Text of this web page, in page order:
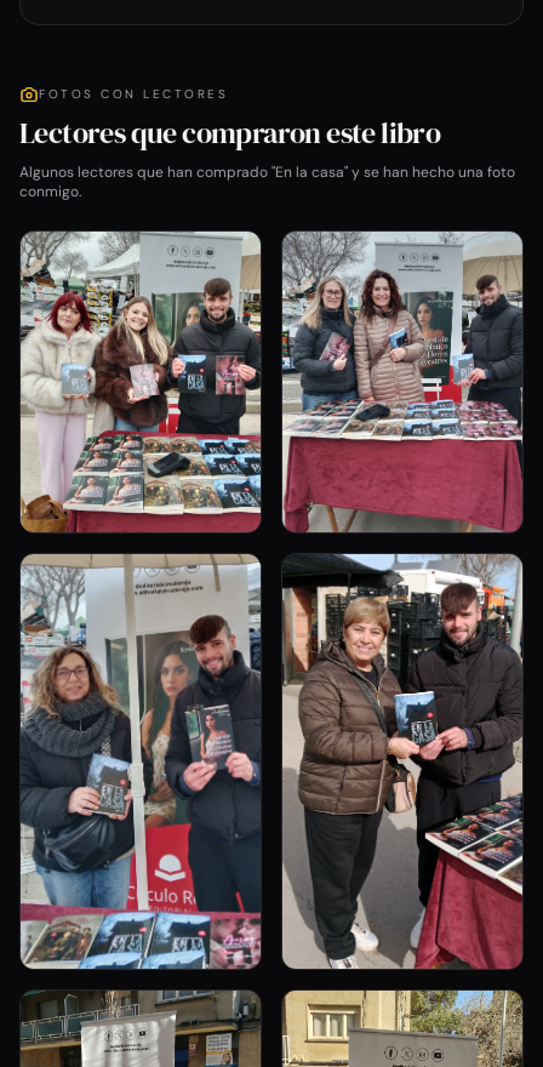
FOTOS CON LECTORES
Lectores que compraron este libro
Algunos lectores que han comprado "En la casa" y se han hecho una foto
conmigo.